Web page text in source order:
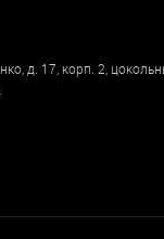
д. 17, корп. 2,